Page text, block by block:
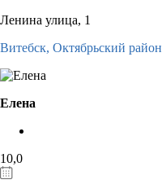
Ленина улица, 1
Витебск, Октябрьский район
Елена
10,0